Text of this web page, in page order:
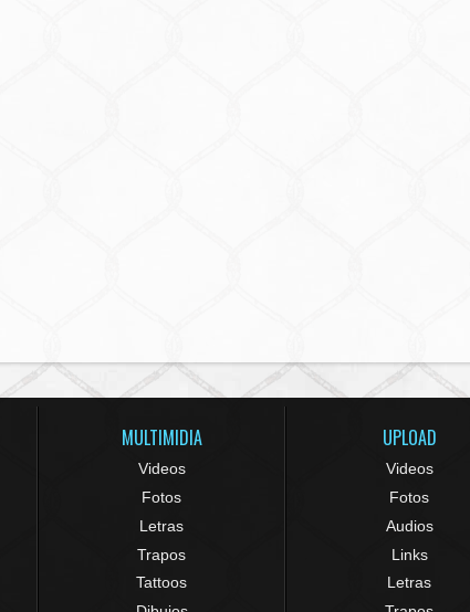
MULTIMIDIA
Videos
Fotos
Letras
Trapos
Tattoos
UPLOAD
Videos
Fotos
Audios
Links
Letras